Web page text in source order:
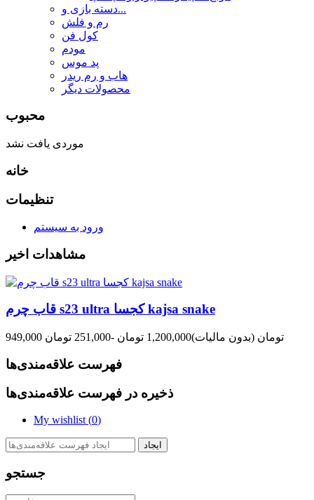
دسته بازی و...
رم و فلش
کول فن
مودم
پد موس
هاب و رم ریدر
محصولات دیگر
محبوب
موردی یافت نشد
خانه
تنظیمات
ورود به سیستم
مشاهدات اخیر
قاب چرم s23 ultra کجسا kajsa snake
949,000 تومان (بدون مالیات)1,200,000 تومان -251,000 تومان
فهرست علاقه‌مندی‌ها
ذخیره در فهرست علاقه‌مندی‌ها
My wishlist (0)
ایجاد
جستجو